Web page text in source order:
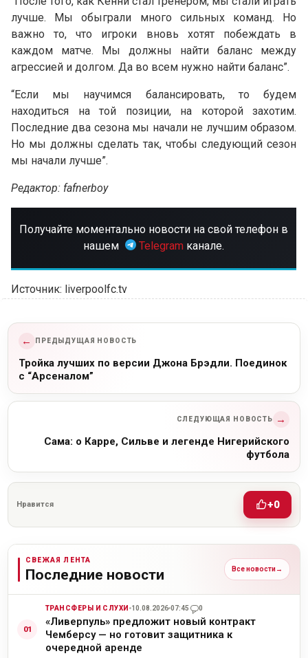
лучше. Мы обыграли много сильных команд. Но
важно то, что игроки вновь хотят побеждать в
каждом матче. Мы должны найти баланс между
агрессией и долгом. Да во всем нужно найти баланс”.
“Если мы научимся балансировать, то будем
находиться на той позиции, на которой захотим.
Последние два сезона мы начали не лучшим образом.
Но мы должны сделать так, чтобы следующий сезон
мы начали лучше”.
Редактор: fafnerboy
Получайте моментально новости на свой телефон в
нашем
Telegram канале.
Источник: liverpoolfc.tv
← ПРЕДЫДУЩАЯ НОВОСТЬ
Тройка лучших по версии Джона Брэдли. Поединок
с “Арсеналом”
СЛЕДУЮЩАЯ НОВОСТЬ
→
Сама: о Карре, Сильве и легенде Нигерийского
футбола
Нравится +0
СВЕЖАЯ ЛЕНТА
Последние новости Все новости→
ТРАНСФЕРЫ И СЛУХИ 10.08.2026 07:45 0
«Ливерпуль» предложит новый контракт
Чемберсу — но готовит защитника к
очередной аренде